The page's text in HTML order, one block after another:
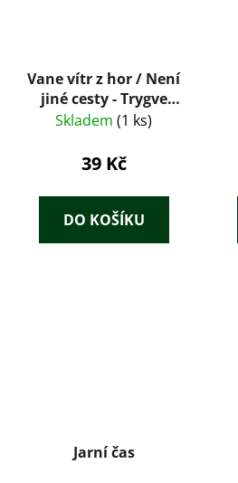
Vane vítr z hor / Není
jiné cesty - Trygve
Gulbranssen
Skladem (1 ks)
39 Kč
DO KOŠÍKU
Jarní čas